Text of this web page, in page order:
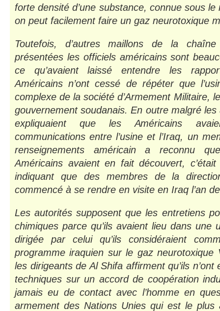
forte densité d’une substance, connue sous
on peut facilement faire un gaz neurotoxique
Toutefois, d’autres maillons de la
présentées les officiels américains sont
ce qu’avaient laissé entendre les
Américains n’ont cessé de répéter que
complexe de la société d’Armement Militaire,
gouvernement soudanais. En outre malgré
expliquaient que les Américains
communications entre l’usine et l’Iraq, un
renseignements américain a reconnu
Américains avaient en fait découvert,
indiquant que des membres de la
commencé à se rendre en visite en Iraq l’an
Les autorités supposent que les entretiens
chimiques parce qu’ils avaient lieu dans une
dirigée par celui qu’ils considéraient
programme iraquien sur le gaz
les dirigeants de Al Shifa affirment qu’ils
techniques sur un accord de coopération
jamais eu de contact avec l’homme en
armement des Nations Unies qui est le plus